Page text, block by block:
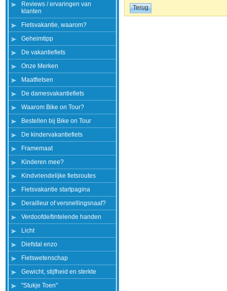
Reviews / ervaringen van
klanten
Fietsvakantie, waarom?
Geheimtipp
De vakantiefiets
Onze Merken
Maatfietsen
De damesvakantiefiets
Waarom Bike on Tour?
Bestellen bij Bike on Tour
De kindervakantiefiets
Framemaat
Kinderen mee?
Kindvriendelijke fietsroutes
Fietsvakantie startpagina
Derailleur of versnellingsnaaf?
Verdoofde/tintelende handen
Licht
Diefstal enzo
Fietswetenschap
Gewicht, stijfheid en sterkte
"Stukje Toen"